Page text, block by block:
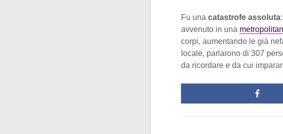
Fu una catastrofe assoluta
avvenuto in una
corpi, aumentando le già
locale, parlarono di 307
da ricordare e da cui